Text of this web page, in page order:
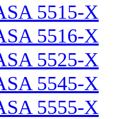
5515-X
5516-X
5525-X
5545-X
5555-X